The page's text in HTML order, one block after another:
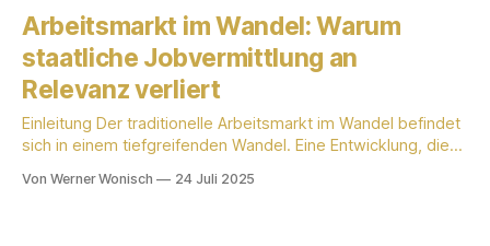
Arbeitsmarkt im Wandel: Warum
staatliche Jobvermittlung an
Relevanz verliert
Einleitung Der traditionelle Arbeitsmarkt im Wandel befindet
sich in einem tiefgreifenden Wandel. Eine Entwicklung, die
signifikante Bedeutungsverlust staatlicher
Von Werner Wonisch 24 Juli 2025